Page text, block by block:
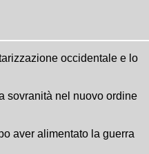
occidentale e lo
sovranità nel nuovo ordine
aver alimentato la guerra